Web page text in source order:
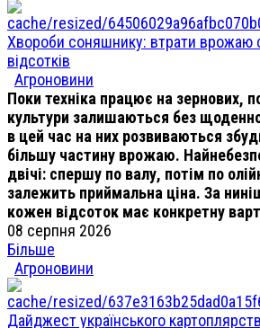
Хвороби соняшнику: втрати врожаю
відсотків
Агроновини
Поки техніка працює на зернових,
культури залишаються без
в цей час на них розвиваються
більшу частину врожаю.
двічі: спершу по валу, потім по
залежить приймальна ціна. За
кожен відсоток має конкретну
08 серпня 2026
Більше
Агроновини
Дайджест українського